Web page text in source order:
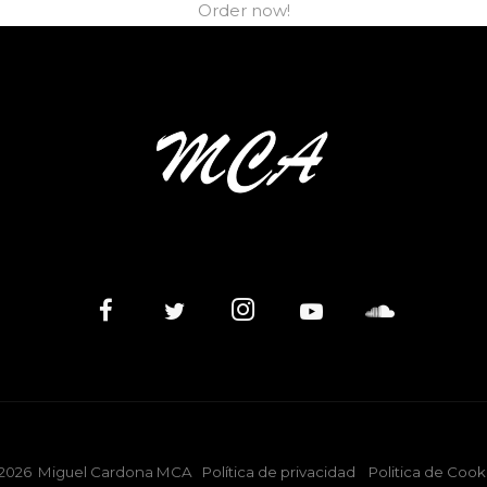
Order now!
Miguel Cardona MCA Política de privacidad Politica de